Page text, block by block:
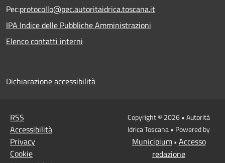
Pec:protocollo@pec.autoritaidrica.toscana.it
IPA Indice delle Pubbliche Amministrazioni
Elenco contatti interni
Dichiarazione accessibilità
RSS
Accessibilità
Privacy
Cookie
Copyright © 2026 • Autorità
Idrica Toscana • Powered by
Municipium• Accesso
redazione